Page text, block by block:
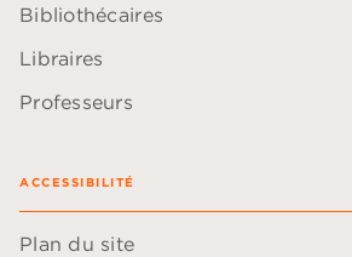
Bibliothécaires
Libraires
Professeurs
ACCESSIBILITÉ
Plan du site